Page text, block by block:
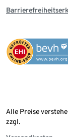
Alle Preise
zzgl.